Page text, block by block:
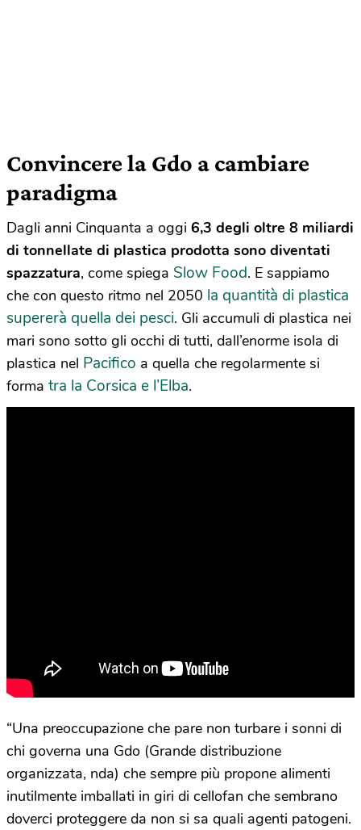
Convincere la Gdo a cambiare
paradigma
Dagli anni Cinquanta a oggi 6,3 degli oltre 8 miliardi
di tonnellate di plastica prodotta sono diventati
spazzatura, come spiega Slow Food. E sappiamo
che con questo ritmo nel 2050 la quantità di plastica
supererà quella dei pesci. Gli accumuli di plastica nei
mari sono sotto gli occhi di tutti, dall’enorme isola di
plastica nel Pacifico a quella che regolarmente si
forma tra la Corsica e l’Elba.
“Una preoccupazione che pare non turbare i sonni di
chi governa una Gdo (Grande distribuzione
organizzata, nda) che sempre più propone alimenti
inutilmente imballati in giri di cellofan che sembrano
doverci proteggere da non si sa quali agenti patogeni.